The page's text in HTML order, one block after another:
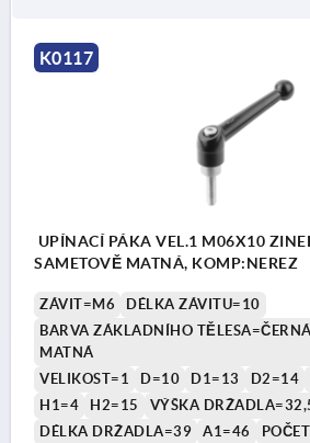
K0117
UPÍNACÍ PÁKA VEL.1 M06X10
SAMETOVĚ MATNÁ, KOMP:NEREZ
ZÁVIT=M6
DÉLKA ZÁVITU=10
BARVA ZÁKLADNÍHO
MATNÁ
VELIKOST=1
D=10 D1=13 D2=14
H1=4
H2=15 VÝŠKA
DÉLKA DRŽADLA=39
A1=46